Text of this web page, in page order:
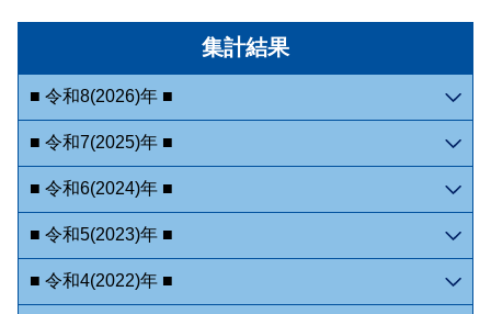
集計結果
■ 令和8(2026)年 ■
■ 令和7(2025)年 ■
■ 令和6(2024)年 ■
■ 令和5(2023)年 ■
■ 令和4(2022)年 ■